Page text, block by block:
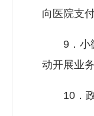
向医院支
9．小微
动开展业
10．政